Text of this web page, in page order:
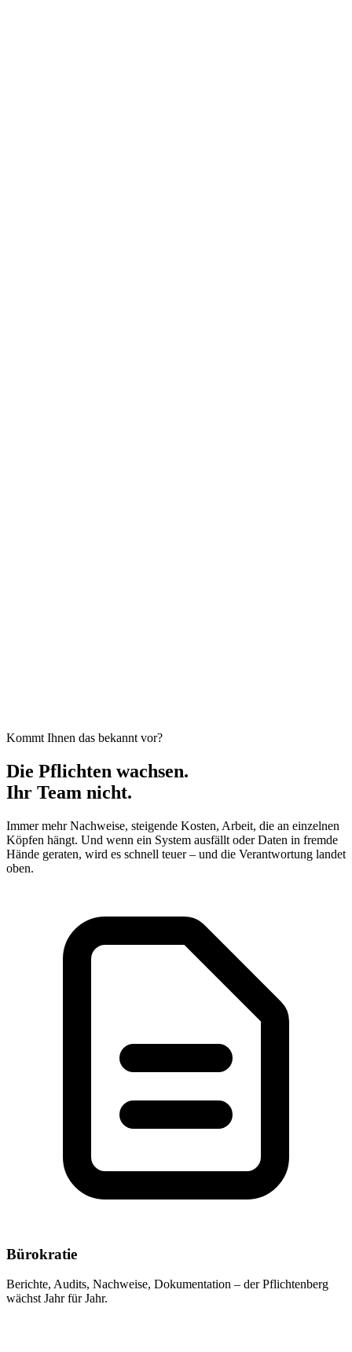
Kommt Ihnen das bekannt vor?
Die Pflichten wachsen.
Ihr Team nicht.
Immer mehr Nachweise, steigende Kosten, Arbeit, die an einzelnen
Köpfen hängt. Und wenn ein System ausfällt oder Daten in fremde
Hände geraten, wird es schnell teuer – und die Verantwortung landet
oben.
Bürokratie
Berichte, Audits, Nachweise, Dokumentation – der Pflichtenberg
wächst Jahr für Jahr.